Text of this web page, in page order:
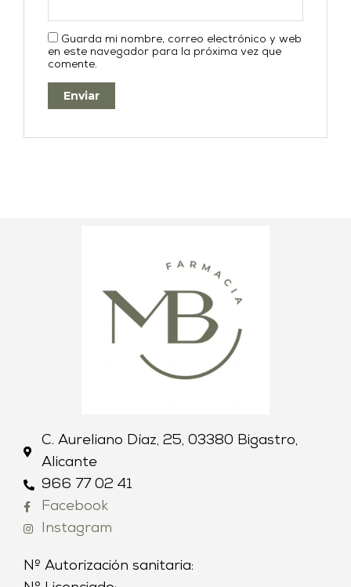
Guarda mi nombre, correo electrónico y web
en este navegador para la próxima vez que
comente.
C. Aureliano Díaz, 25, 03380 Bigastro,
Alicante
966 77 02 41
Facebook
Instagram
Nº Autorización sanitaria: